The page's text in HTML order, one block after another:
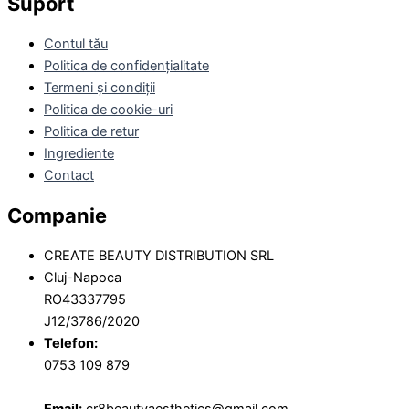
Contul tău
Politica de confidențialitate
Termeni și condiții
Politica de cookie-uri
Politica de retur
Ingrediente
Contact
Companie
CREATE BEAUTY DISTRIBUTION SRL
Cluj-Napoca
RO43337795
J12/3786/2020
Telefon:
0753 109 879